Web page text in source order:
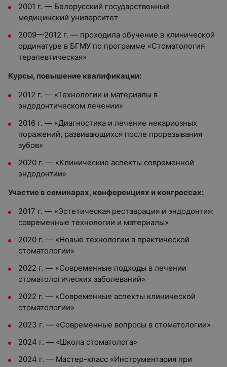
2001 г. — Белорусский государственный
медицинский университет
2009—2012 г. — проходила обучение в клинической
ординатуре в БГМУ по программе «Стоматология
терапевтическая»
Курсы, повышение квалификации:
2012 г. — «Технологии и материалы в
эндодонтическом лечении»
2016 г. — «Диагностика и лечение некариозных
поражений, развивающихся после прорезывания
зубов»
2020 г. — «Клинические аспекты современной
эндодонтии»
Участие в семинарах, конференциях и конгрессах:
2017 г. — «Эстетическая реставрация и эндодонтия:
современные технологии и материалы»
2020 г. — «Новые технологии в практической
стоматологии»
2022 г. — «Современные подходы в лечении
стоматологических заболеваний»
2022 г. — «Современные аспекты клинической
стоматологии»
2023 г. — «Современные вопросы в стоматологии»
2024 г. — «Школа стоматолога»
2024 г. — Мастер-класс «Инструментария при